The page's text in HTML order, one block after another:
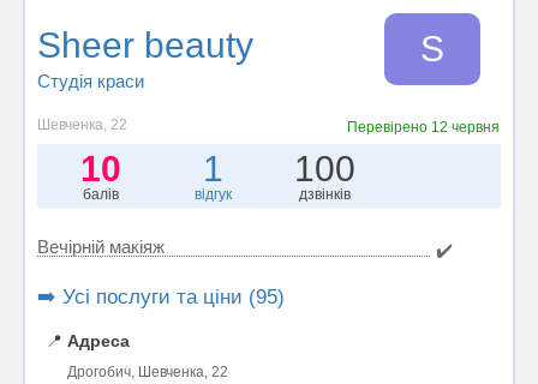
Sheer beauty
Студія краси
S
Шевченка, 22 Перевірено 12 червня
10
балів
1
відгук
100
дзвінків
Вечірній макіяж ✔️
➡️ Усі послуги та ціни (95)
📍 Адреса
Дрогобич, Шевченка, 22